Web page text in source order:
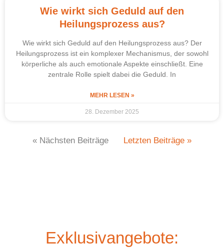
Wie wirkt sich Geduld auf den
Heilungsprozess aus?
Wie wirkt sich Geduld auf den Heilungsprozess aus? Der
Heilungsprozess ist ein komplexer Mechanismus, der sowohl
körperliche als auch emotionale Aspekte einschließt. Eine
zentrale Rolle spielt dabei die Geduld. In
MEHR LESEN »
28. Dezember 2025
« Nächsten Beiträge Letzten Beiträge »
Exklusivangebote: